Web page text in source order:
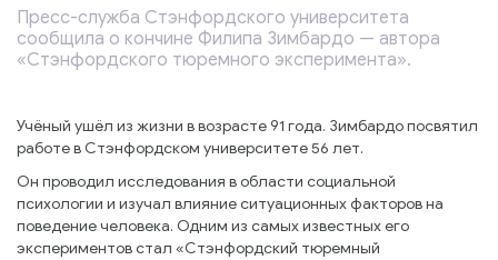
Пресс-служба Стэнфордского университета
сообщила о кончине Филипа Зимбардо — автора
«Стэнфордского тюремного эксперимента».
Учёный ушёл из жизни в возрасте 91 года. Зимбардо посвятил
работе в Стэнфордском университете 56 лет.
Он проводил исследования в области социальной
психологии и изучал влияние ситуационных факторов на
поведение человека. Одним из самых известных его
экспериментов стал «Стэнфордский тюремный